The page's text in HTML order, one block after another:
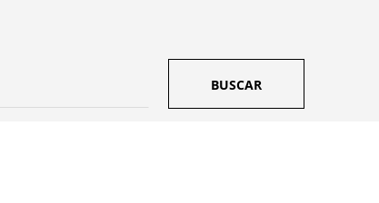
BUSCAR